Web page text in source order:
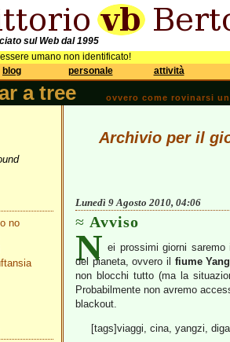
sul Web dal 1995
umano non identificato!
blog personale attività
a tree ovvero come rovinarsi
no
Archivio per il
Lunedì 9 Agosto 2010, 04:06
Avviso
N ei prossimi giorni
del pianeta, ovvero il fiume
non blocchi tutto (ma la
Probabilmente non avremo
blackout.
[tags]viaggi, cina, yangzi,